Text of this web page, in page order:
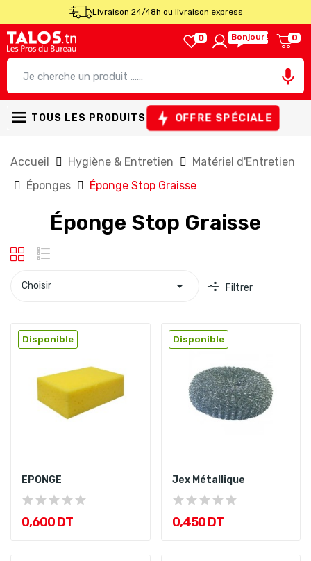
Livraison 24/48h ou livraison express
0 Bonjour ! 0

TOUS LES PRODUITS OFFRE SPÉCIALE
Accueil Hygiène & Entretien
Matériel d'Entretien
Éponges
Éponge Stop Graisse
Éponge Stop Graisse
Choisir  Filtrer
Disponible
EPONGE
0,600 DT
Disponible
Jex Métallique
0,450 DT